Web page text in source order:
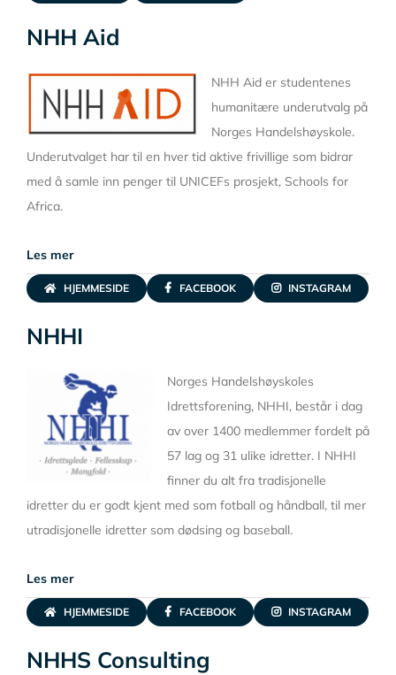
NHH Aid
NHH Aid er studentenes
humanitære underutvalg på
Norges Handelshøyskole.
Underutvalget har til en hver tid aktive frivillige som bidrar
med å samle inn penger til UNICEFs prosjekt, Schools for
Africa.
Les mer
HJEMMESIDE FACEBOOK INSTAGRAM
NHHI
Norges Handelshøyskoles
Idrettsforening, NHHI, består i dag
av over 1400 medlemmer fordelt på
57 lag og 31 ulike idretter. I NHHI
finner du alt fra tradisjonelle
idretter du er godt kjent med som fotball og håndball, til mer
utradisjonelle idretter som dødsing og baseball.
Les mer
HJEMMESIDE FACEBOOK INSTAGRAM
NHHS Consulting